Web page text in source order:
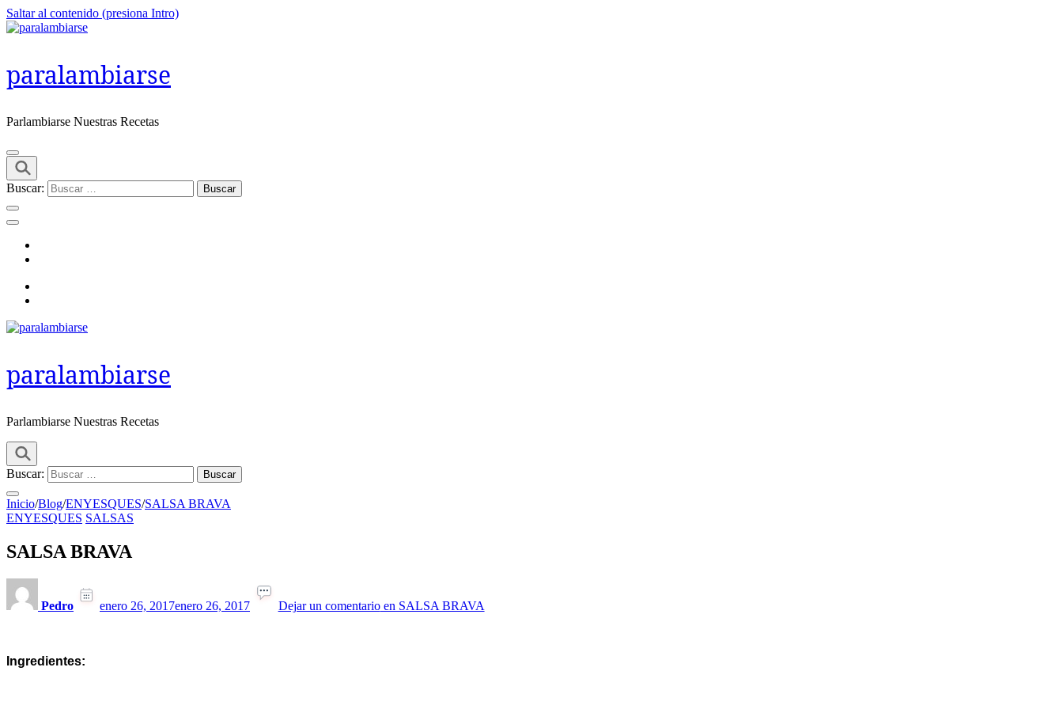
Saltar al contenido (presiona Intro)
paralambiarse
Parlambiarse Nuestras Recetas
Buscar:
paralambiarse
Parlambiarse Nuestras Recetas
Buscar:
Inicio/Blog/ENYESQUES/SALSA BRAVA
ENYESQUES SALSAS
SALSA BRAVA
Pedro enero 26, 2017enero 26, 2017 Dejar un comentarioen SALSA BRAVA
Ingredientes: